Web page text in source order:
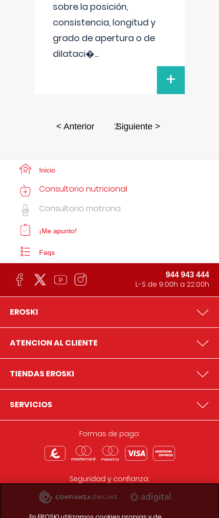
sobre la posición,
consistencia, longitud y
grado de apertura o de
dilataci�...
+
< Anterior 2Siguiente >
Inicio
Consultorio nutricional
Consultorio matrona
¡Me apunto!
Faqs
944 943 444
L-S de 9:00h a 22:00h
EROSKI
ATENCION AL CLIENTE
TIENDAS EROSKI
SERVICIOS
Formas de pago:
Seguridad y confianza: